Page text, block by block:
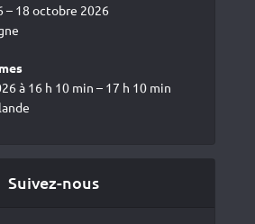
– 18 octobre 2026
à 16 h 10 min – 17 h 10 min
Suivez-nous